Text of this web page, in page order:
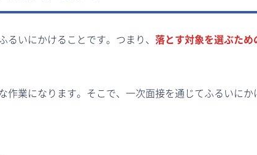
るいにかけることです。つまり、 落とす対象を選ぶため
作業になります。そこで、一次面接を通じてふるいにか